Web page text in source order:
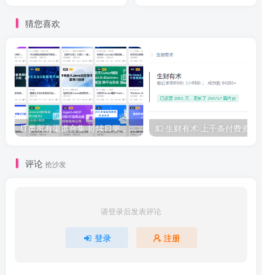
猜您喜欢
IT类所有渠道合集 持续日更，目前近四千多条资源 年费用户微信私信获取权限
评论 抢沙发
请登录后发表评论
登录 注册